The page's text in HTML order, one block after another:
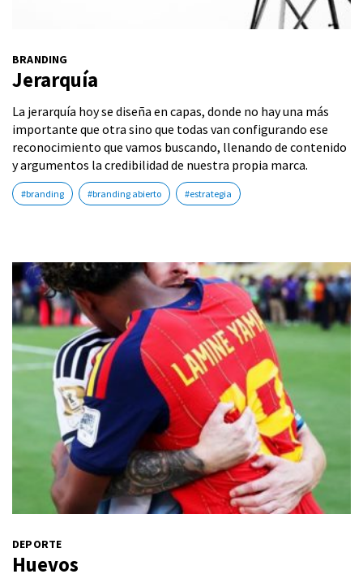
BRANDING
Jerarquía
La jerarquía hoy se diseña en capas, donde no hay una más
importante que otra sino que todas van configurando ese
reconocimiento que vamos buscando, llenando de contenido
y argumentos la credibilidad de nuestra propia marca.
#branding #branding abierto #estrategia
DEPORTE
Huevos